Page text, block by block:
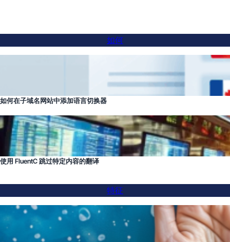
如何
如何在子域名网站中添加语言切换器
使用 FluentC 跳过特定内容的翻译
特征